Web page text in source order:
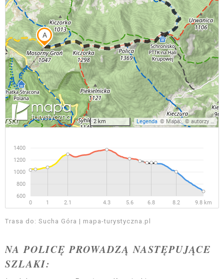
Trasa do: Sucha Góra | mapa-turystyczna.pl
NA POLICĘ PROWADZĄ NASTĘPUJĄCE
SZLAKI: